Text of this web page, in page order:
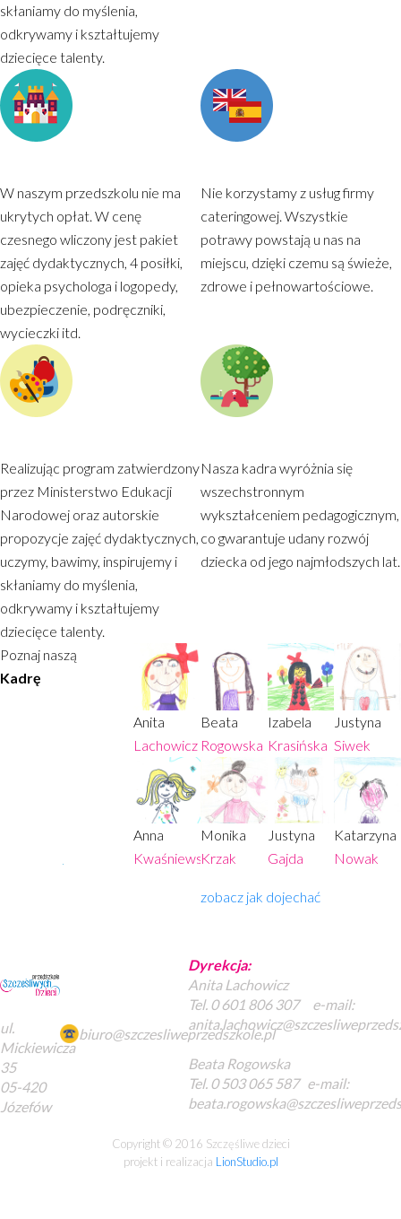
skłaniamy do myślenia,
odkrywamy i kształtujemy
dziecięce talenty.
W naszym przedszkolu nie ma
ukrytych opłat. W cenę
czesnego wliczony jest pakiet
zajęć dydaktycznych, 4 posiłki,
opieka psychologa i logopedy,
ubezpieczenie, podręczniki,
wycieczki itd.
Nie korzystamy z usług firmy
cateringowej. Wszystkie
potrawy powstają u nas na
miejscu, dzięki czemu są świeże,
zdrowe i pełnowartościowe.
Realizując program zatwierdzony
przez Ministerstwo Edukacji
Narodowej oraz autorskie
propozycje zajęć dydaktycznych,
uczymy, bawimy, inspirujemy i
skłaniamy do myślenia,
odkrywamy i kształtujemy
dziecięce talenty.
Nasza kadra wyróżnia się
wszechstronnym
wykształceniem pedagogicznym,
co gwarantuje udany rozwój
dziecka od jego najmłodszych lat.
Poznaj naszą
Kadrę
Anita
Lachowicz
Beata
Rogowska
Izabela
Krasińska
Justyna
Siwek
Anna
Kwaśniewska
Monika
Krzak
Justyna
Gajda
Katarzyna
Nowak
zobacz jak dojechać
ul.
Mickiewicza
35
05-420
Józefów
biuro@szczesliweprzedszkole.pl
Dyrekcja:
Anita Lachowicz
Tel. 0 601 806 307 e-mail:
Beata Rogowska
Tel. 0 503 065 587 e-mail:
Copyright © 2016 Szczęśliwe dzieci
projekt i realizacja LionStudio.pl